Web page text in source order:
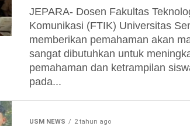
JEPARA- Dosen Fakultas
Komunikasi (FTIK) Universitas
memberikan pemahaman akan
sangat dibutuhkan untuk
pemahaman dan ketrampilan
pada...
USM NEWS 2 tahun ago